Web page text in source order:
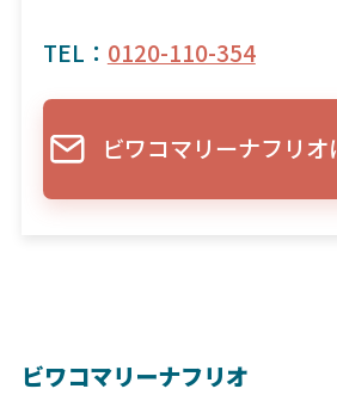
TEL： 0120-110-354
ビワコマリーナフリ
ビワコマリーナフリオ